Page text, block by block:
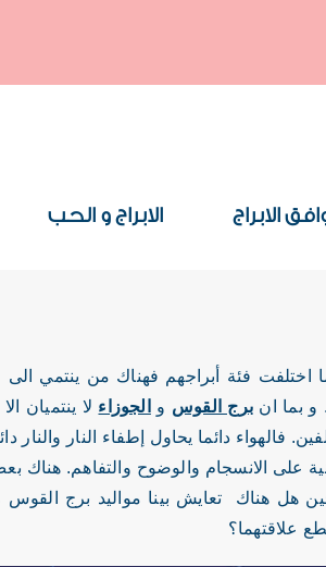
الابراج الابراج و الحب
فئة أبراجهم فهناك من ينتمي الى
و بما انبرج القوس و الجوزاء لا ينتميان
فالهواء دائما يحاول إطفاء النار والنار
على الانسجام والوضوح والتفاهم. هناك
هل هناك تعايش بينا مواليد برج
علاقتهما؟